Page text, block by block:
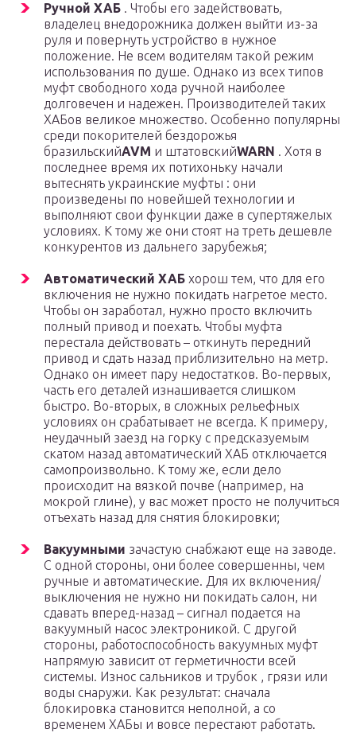
Ручной ХАБ . Чтобы его задействовать,
владелец внедорожника должен выйти из-за
руля и повернуть устройство в нужное
положение. Не всем водителям такой режим
использования по душе. Однако из всех типов
муфт свободного хода ручной наиболее
долговечен и надежен. Производителей таких
ХАБов великое множество. Особенно популярны
среди покорителей бездорожья
бразильскийAVM и штатовскийWARN . Хотя в
последнее время их потихоньку начали
вытеснять украинские муфты : они
произведены по новейшей технологии и
выполняют свои функции даже в супертяжелых
условиях. К тому же они стоят на треть дешевле
конкурентов из дальнего зарубежья;
Автоматический ХАБ хорош тем, что для его
включения не нужно покидать нагретое место.
Чтобы он заработал, нужно просто включить
полный привод и поехать. Чтобы муфта
перестала действовать – откинуть передний
привод и сдать назад приблизительно на метр.
Однако он имеет пару недостатков. Во-первых,
часть его деталей изнашивается слишком
быстро. Во-вторых, в сложных рельефных
условиях он срабатывает не всегда. К примеру,
неудачный заезд на горку с предсказуемым
скатом назад автоматический ХАБ отключается
самопроизвольно. К тому же, если дело
происходит на вязкой почве (например, на
мокрой глине), у вас может просто не получиться
отъехать назад для снятия блокировки;
Вакуумными зачастую снабжают еще на заводе.
С одной стороны, они более совершенны, чем
ручные и автоматические. Для их включения/
выключения не нужно ни покидать салон, ни
сдавать вперед-назад – сигнал подается на
вакуумный насос электроникой. С другой
стороны, работоспособность вакуумных муфт
напрямую зависит от герметичности всей
системы. Износ сальников и трубок , грязи или
воды снаружи. Как результат: сначала
блокировка становится неполной, а со
временем ХАБы и вовсе перестают работать.